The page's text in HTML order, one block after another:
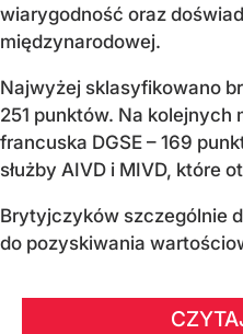
wiarygodność oraz
międzynarodowej.
Najwyżej sklasyfikowano
251 punktów. Na kolejnych
francuska DGSE – 169
służby AIVD i MIVD, które
Brytyjczyków szczególnie
do pozyskiwania